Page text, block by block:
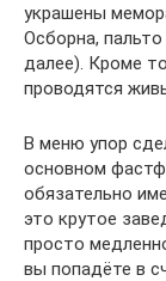
украшены
Осборна,
далее). Кроме
проводятся
В меню упор
основном
обязательно
это крутое
просто
вы попадёте в